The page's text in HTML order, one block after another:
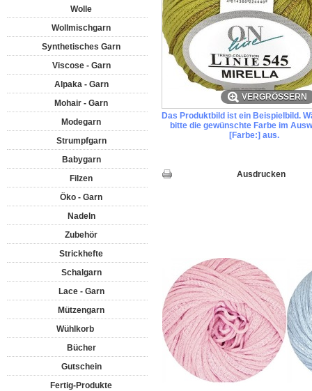
Wolle
Wollmischgarn
Synthetisches Garn
Viscose - Garn
Alpaka - Garn
Mohair - Garn
Modegarn
Strumpfgarn
Babygarn
Filzen
Öko - Garn
Nadeln
Zubehör
Strickhefte
Schalgarn
Lace - Garn
Mützengarn
Wühlkorb
Bücher
Gutschein
Fertig-Produkte
VERGRÖSSERN
Das Produktbild ist ein Beispielbild.
bitte die gewünschte Farbe im
[Farbe:] aus.
Ausdrucken